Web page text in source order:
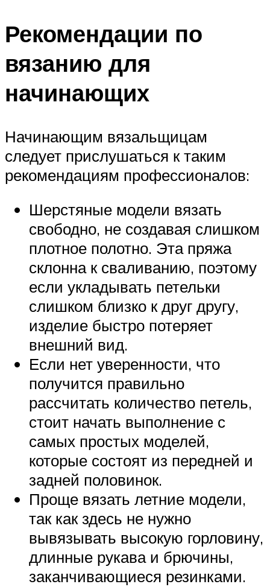
Рекомендации по
вязанию для
начинающих
Начинающим вязальщицам
следует прислушаться к таким
рекомендациям профессионалов:
Шерстяные модели вязать
свободно, не создавая слишком
плотное полотно. Эта пряжа
склонна к сваливанию, поэтому
если укладывать петельки
слишком близко к друг другу,
изделие быстро потеряет
внешний вид.
Если нет уверенности, что
получится правильно
рассчитать количество петель,
стоит начать выполнение с
самых простых моделей,
которые состоят из передней и
задней половинок.
Проще вязать летние модели,
так как здесь не нужно
вывязывать высокую горловину,
длинные рукава и брючины,
заканчивающиеся резинками.